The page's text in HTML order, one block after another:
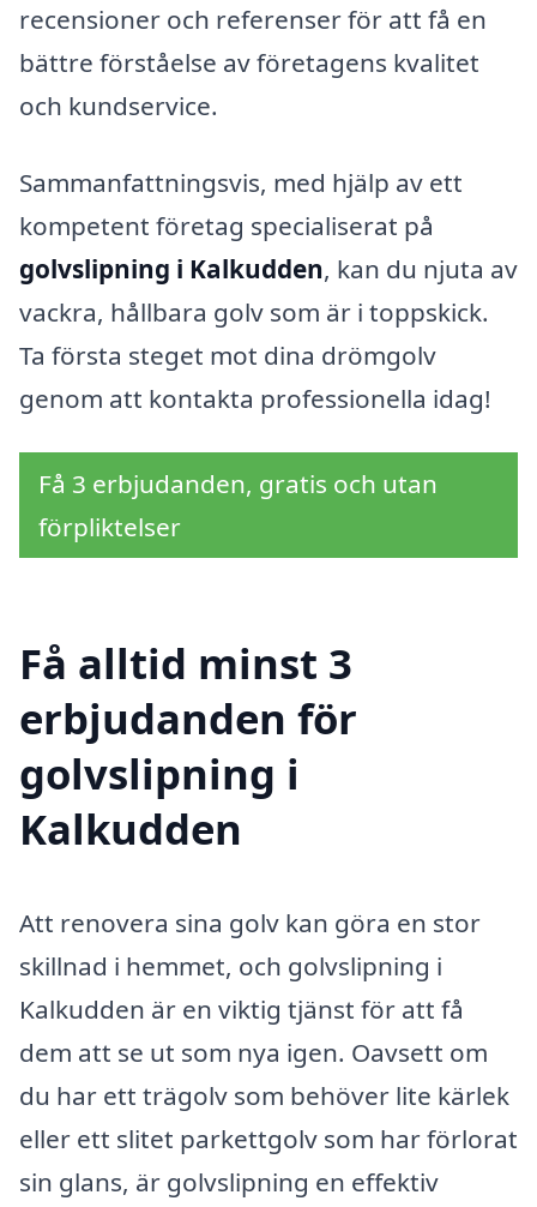
recensioner och referenser för att få en
bättre förståelse av företagens kvalitet
och kundservice.
Sammanfattningsvis, med hjälp av ett
kompetent företag specialiserat på
golvslipning i Kalkudden, kan du njuta av
vackra, hållbara golv som är i toppskick.
Ta första steget mot dina drömgolv
genom att kontakta professionella idag!
Få 3 erbjudanden, gratis och utan
förpliktelser
Få alltid minst 3
erbjudanden för
golvslipning i
Kalkudden
Att renovera sina golv kan göra en stor
skillnad i hemmet, och golvslipning i
Kalkudden är en viktig tjänst för att få
dem att se ut som nya igen. Oavsett om
du har ett trägolv som behöver lite kärlek
eller ett slitet parkettgolv som har förlorat
sin glans, är golvslipning en effektiv